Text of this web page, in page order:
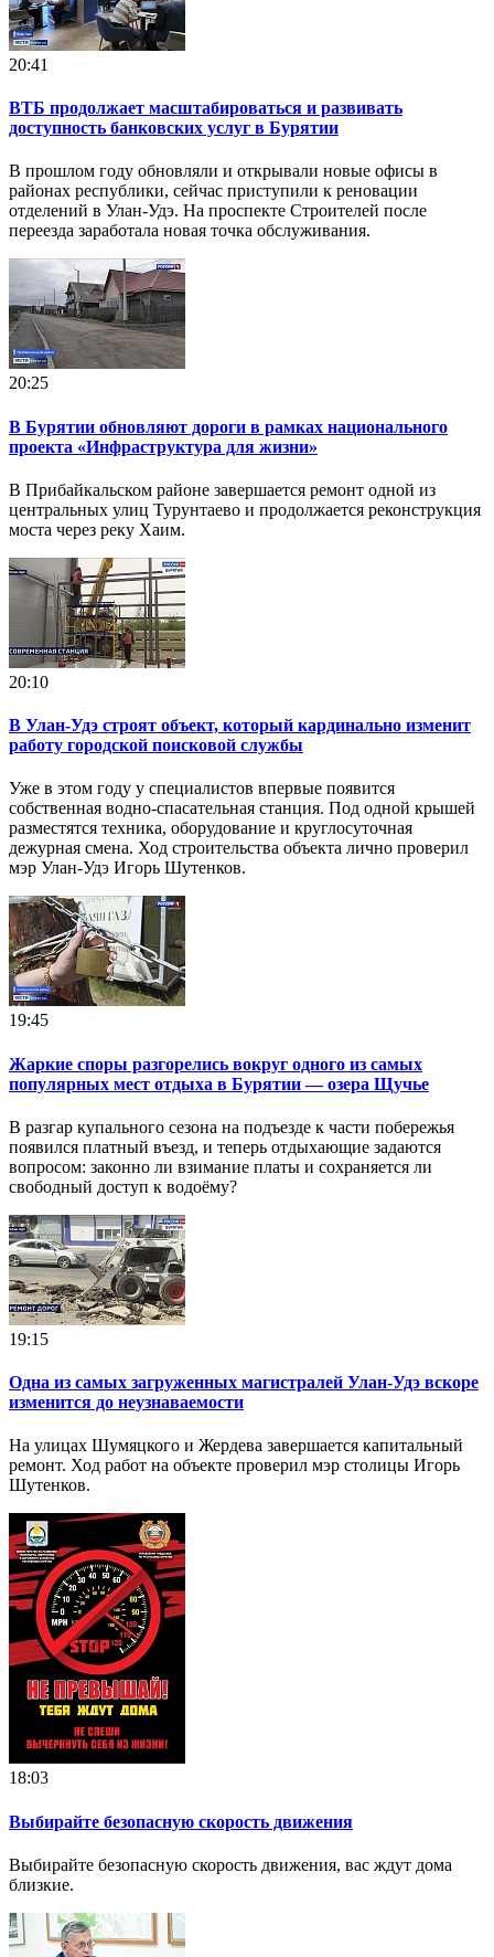
20:41
ВТБ продолжает масштабироваться и развивать
доступность банковских услуг в Бурятии
В прошлом году обновляли и открывали новые офисы в
районах республики, сейчас приступили к реновации
отделений в Улан-Удэ. На проспекте Строителей после
переезда заработала новая точка обслуживания.
20:25
В Бурятии обновляют дороги в рамках национального
проекта «Инфраструктура для жизни»
В Прибайкальском районе завершается ремонт одной из
центральных улиц Турунтаево и продолжается реконструкция
моста через реку Хаим.
20:10
В Улан-Удэ строят объект, который кардинально изменит
работу городской поисковой службы
Уже в этом году у специалистов впервые появится
собственная водно-спасательная станция. Под одной крышей
разместятся техника, оборудование и круглосуточная
дежурная смена. Ход строительства объекта лично проверил
мэр Улан-Удэ Игорь Шутенков.
19:45
Жаркие споры разгорелись вокруг одного из самых
популярных мест отдыха в Бурятии — озера Щучье
В разгар купального сезона на подъезде к части побережья
появился платный въезд, и теперь отдыхающие задаются
вопросом: законно ли взимание платы и сохраняется ли
свободный доступ к водоёму?
19:15
Одна из самых загруженных магистралей Улан-Удэ вскоре
изменится до неузнаваемости
На улицах Шумяцкого и Жердева завершается капитальный
ремонт. Ход работ на объекте проверил мэр столицы Игорь
Шутенков.
18:03
Выбирайте безопасную скорость движения
Выбирайте безопасную скорость движения, вас ждут дома
близкие.